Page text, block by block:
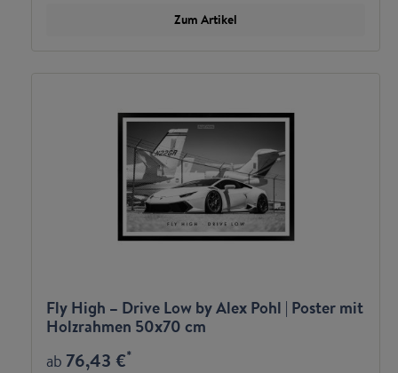
Zum Artikel
Fly High – Drive Low by Alex Pohl | Poster mit
Holzrahmen 50x70 cm
ab 76,43 €*